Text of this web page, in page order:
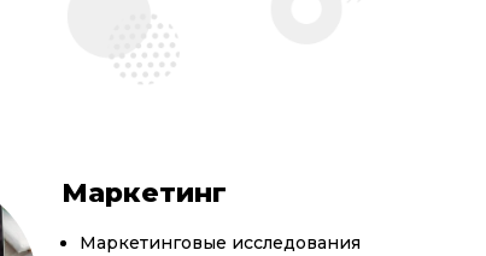
Маркетинг
Маркетинговые исследования